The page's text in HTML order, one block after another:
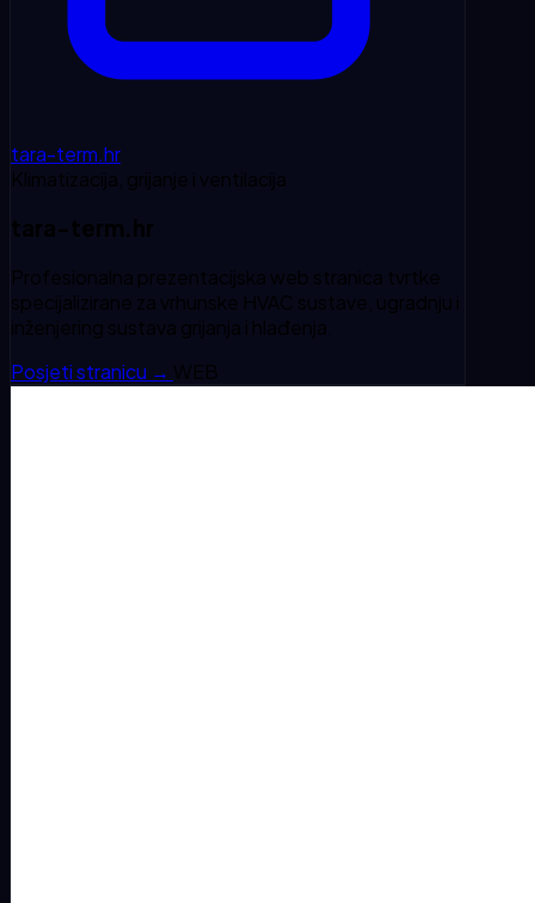
tara-term.hr
Klimatizacija, grijanje i ventilacija
tara-term.hr
Profesionalna prezentacijska web stranica tvrtke
specijalizirane za vrhunske HVAC sustave, ugradnju i
inženjering sustava grijanja i hlađenja.
Posjeti stranicu → WEB